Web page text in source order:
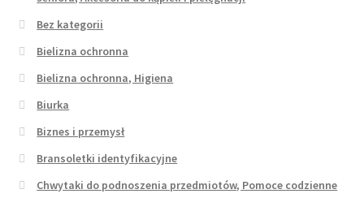
Bez kategorii
Bielizna ochronna
Bielizna ochronna, Higiena
Biurka
Biznes i przemysł
Bransoletki identyfikacyjne
Chwytaki do podnoszenia przedmiotów, Pomoce codzienne